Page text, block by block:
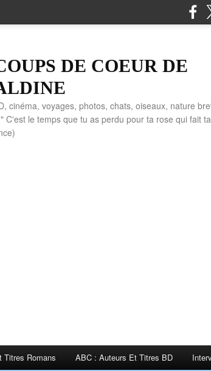
DE COEUR DE
cinéma, voyages, photos, chats, oiseaux, nature
C'est le temps que tu as perdu pour ta rose qui fait
Titres Romans ABC : Auteurs Et Titres BD